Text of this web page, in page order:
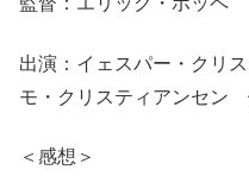
出演：イェスパー・クリ
モ・クリスティアンセン
＜感想＞